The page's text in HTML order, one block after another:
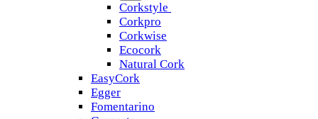
Corkstyle
Corkpro
Corkwise
Ecocork
Natural Cork
EasyCork
Egger
Fomentarino